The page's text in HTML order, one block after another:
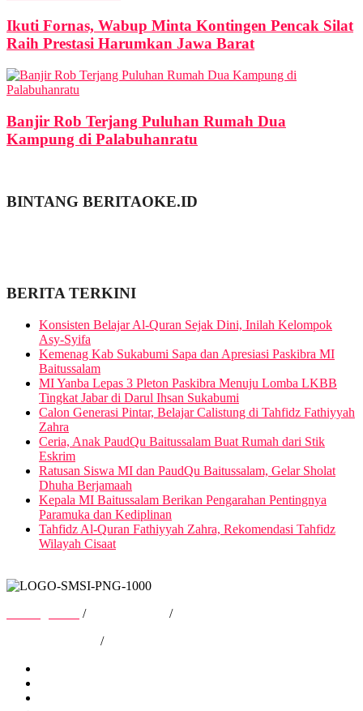
Ikuti Fornas, Wabup Minta Kontingen Pencak Silat
Raih Prestasi Harumkan Jawa Barat
Banjir Rob Terjang Puluhan Rumah Dua
Kampung di Palabuhanratu
BINTANG BERITAOKE.ID
BERITA TERKINI
Konsisten Belajar Al-Quran Sejak Dini, Inilah Kelompok
Asy-Syifa
Kemenag Kab Sukabumi Sapa dan Apresiasi Paskibra MI
Baitussalam
MI Yanba Lepas 3 Pleton Paskibra Menuju Lomba LKBB
Tingkat Jabar di Darul Ihsan Sukabumi
Calon Generasi Pintar, Belajar Calistung di Tahfidz Fathiyyah
Zahra
Ceria, Anak PaudQu Baitussalam Buat Rumah dari Stik
Eskrim
Ratusan Siswa MI dan PaudQu Baitussalam, Gelar Sholat
Dhuha Berjamaah
Kepala MI Baitussalam Berikan Pengarahan Pentingnya
Paramuka dan Kediplinan
Tahfidz Al-Quran Fathiyyah Zahra, Rekomendasi Tahfidz
Wilayah Cisaat
/
/
/